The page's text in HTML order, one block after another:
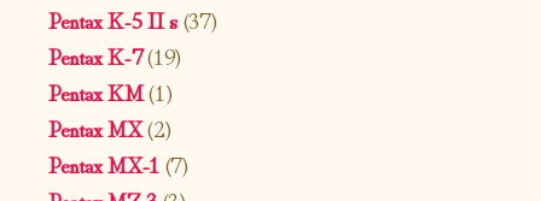
Pentax K-5 II s(37)
Pentax K-7(19)
Pentax KM(1)
Pentax MX(2)
Pentax MX-1 (7)